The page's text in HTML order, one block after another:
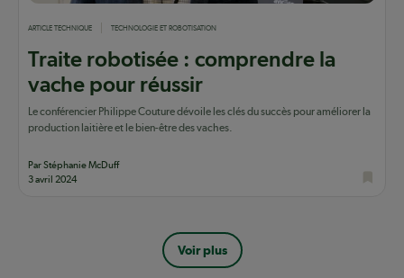
ARTICLE TECHNIQUE TECHNOLOGIE ET ROBOTISATION
Traite robotisée : comprendre la
vache pour réussir
Le conférencier Philippe Couture dévoile les clés du succès pour améliorer la
production laitière et le bien-être des vaches.
Par Stéphanie McDuff
3 avril 2024
Voir plus